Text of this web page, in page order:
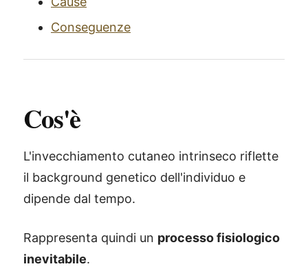
Conseguenze
Cos'è
L'invecchiamento cutaneo intrinseco riflette
il background genetico dell'individuo e
dipende dal tempo.
Rappresenta quindi un processo fisiologico
inevitabile.